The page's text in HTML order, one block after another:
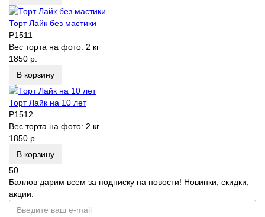
Торт Лайк без мастики
P1511
Вес торта на фото: 2 кг
1850 р.
В корзину
Торт Лайк на 10 лет
P1512
Вес торта на фото: 2 кг
1850 р.
В корзину
50
Баллов дарим всем за подписку на новости! Новинки, скидки,
акции.